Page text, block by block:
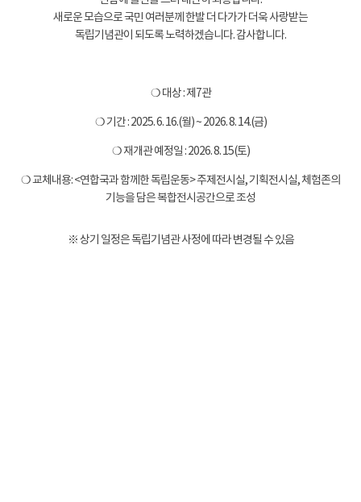
새로운 모습으로 국민 여러분께 한발 더 다가가 더욱 사랑받는
독립기념관이 되도록 노력하겠습니다. 감사합니다.
❍ 대상 : 제7관
❍ 기간 : 2025. 6. 16.(월) ~ 2026. 8. 14.(금)
❍ 재개관 예정일 : 2026. 8. 15(토)
❍ 교체내용: <연합국과 함께한 독립운동> 주제전시실, 기획전시실, 체험존의
기능을 담은 복합전시공간으로 조성
※ 상기 일정은 독립기념관 사정에 따라 변경될 수 있음